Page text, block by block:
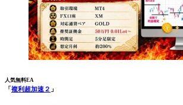
人気無料EA
「複利超加速２ 」